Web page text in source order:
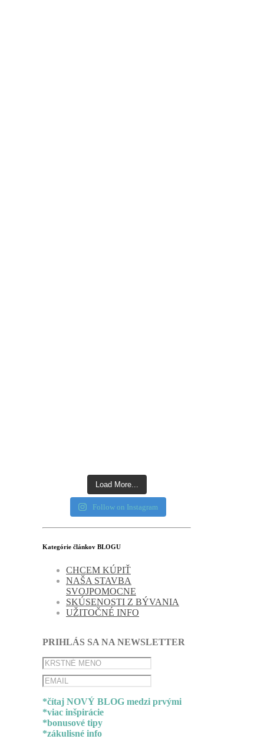
Load More...
Follow on Instagram
Kategórie článkov BLOGU
CHCEM KÚPIŤ
NAŠA STAVBA
SVOJPOMOCNE
SKÚSENOSTI Z BÝVANIA
UŽITOČNÉ INFO
PRIHLÁS SA NA NEWSLETTER
*čítaj NOVÝ BLOG medzi prvými
*viac inšpirácie
*bonusové tipy
*zákulisné info